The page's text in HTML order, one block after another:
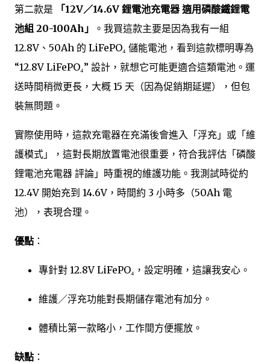
第二款是
「12V／14.6V 鋰電池充電器 適用磷酸鐵鋰電
池組 20-100Ah」
。我買這款主要是因為我有一組
12.8V、50Ah 的 LiFePO₄ 儲能電池，看到這款標明專為
“12.8V LiFePO₄” 設計，就想它可能更適合這類電池。運
送時間稍微更長，大概 15 天（因為促銷期延遲），但包
裝無問題。
實際使用時，這款充電器在充滿後會進入「浮充」或「維
護模式」，這對長期放置電池很重要，符合我評估「磷酸
鋰電池充電器 評論」時重視的維護功能。我測試時從約
12.4V 開始充到 14.6V，時間約 3 小時多（50Ah 電
池），表現合理。
優點 ：
專針對 12.8V LiFePO₄，設定明確，這讓我安心。
維護／浮充功能對長期儲存電池有加分。
體積比第一款略小，工作間方便擺放。
缺點 ：